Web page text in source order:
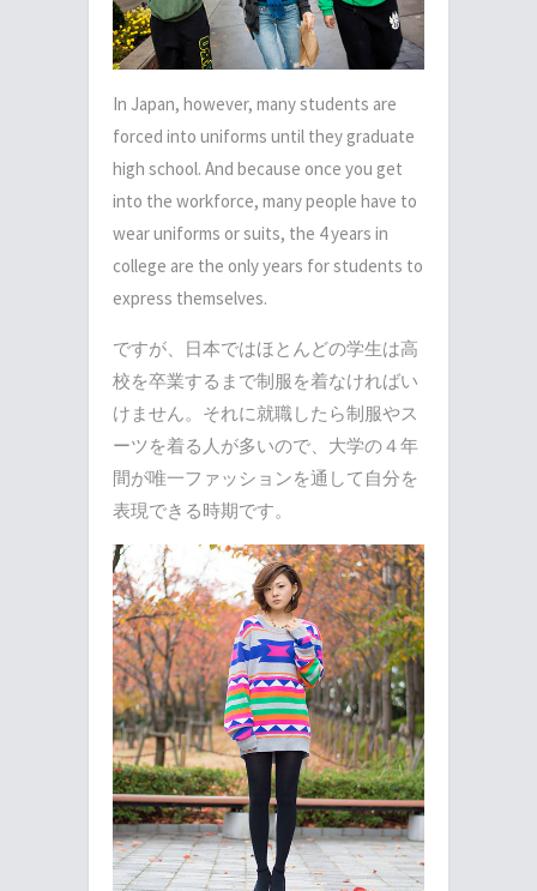
In Japan, however, many students are
forced into uniforms until they graduate
high school. And because once you get
into the workforce, many people have to
wear uniforms or suits, the 4 years in
college are the only years for students to
express themselves.
ですが、日本ではほとんどの学生は高
校を卒業するまで制服を着なければい
けません。それに就職したら制服やス
ーツを着る人が多いので、大学の４年
間が唯一ファッションを通して自分を
表現できる時期です。